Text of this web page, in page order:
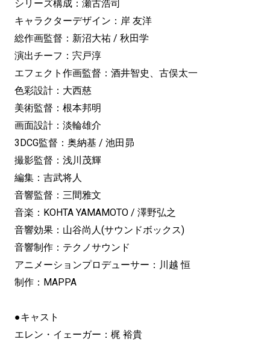
シリーズ構成：瀬古浩司
キャラクターデザイン：岸 友洋
総作画監督：新沼大祐 / 秋田学
演出チーフ：宍戸淳
エフェクト作画監督：酒井智史、古俣太一
色彩設計：大西慈
美術監督：根本邦明
画面設計：淡輪雄介
3DCG監督：奥納基 / 池田昴
撮影監督：浅川茂輝
編集：吉武将人
音響監督：三間雅文
音楽：KOHTA YAMAMOTO / 澤野弘之
音響効果：山谷尚人(サウンドボックス)
音響制作：テクノサウンド
アニメーションプロデューサー：川越 恒
制作：MAPPA
●キャスト
エレン・イェーガー：梶 裕貴